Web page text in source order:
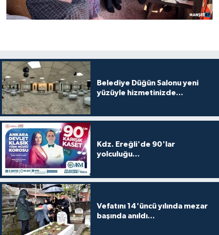
Belediye Düğün Salonu yeni
yüzüyle hizmetinizde...
Kdz. Ereğli'de 90'lar
yolculuğu...
Vefatını 14'üncü yılında mezar
başında anıldı...